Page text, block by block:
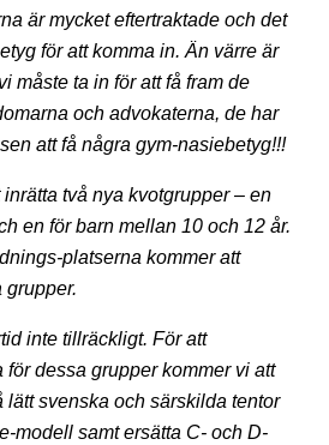
är mycket eftertraktade och det
för att komma in. Än värre är
måste ta in för att få fram de
och advokaterna, de har
att få några gym-nasiebetyg!!!
två nya kvotgrupper – en
en för barn mellan 10 och 12 år.
platserna kommer att
grupper.
inte tillräckligt. För att
för dessa grupper kommer vi att
lätt svenska och särskilda tentor
modell samt ersätta C- och D-